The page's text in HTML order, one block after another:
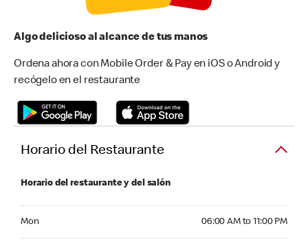
Algo delicioso al alcance de tus manos
Ordena ahora con Mobile Order & Pay en iOS o Android y
recógelo en el restaurante
Horario del Restaurante
Horario del restaurante y del salón
Mon 06:00 AM to 11:00 PM